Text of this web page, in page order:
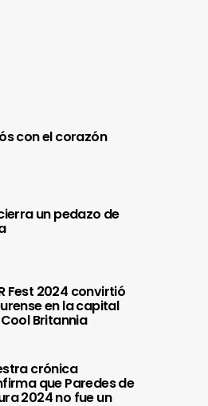
con el corazón
un pedazo de
Fest 2024 convirtió
en la capital
Britannia
crónica
que Paredes de
2024 no fue un